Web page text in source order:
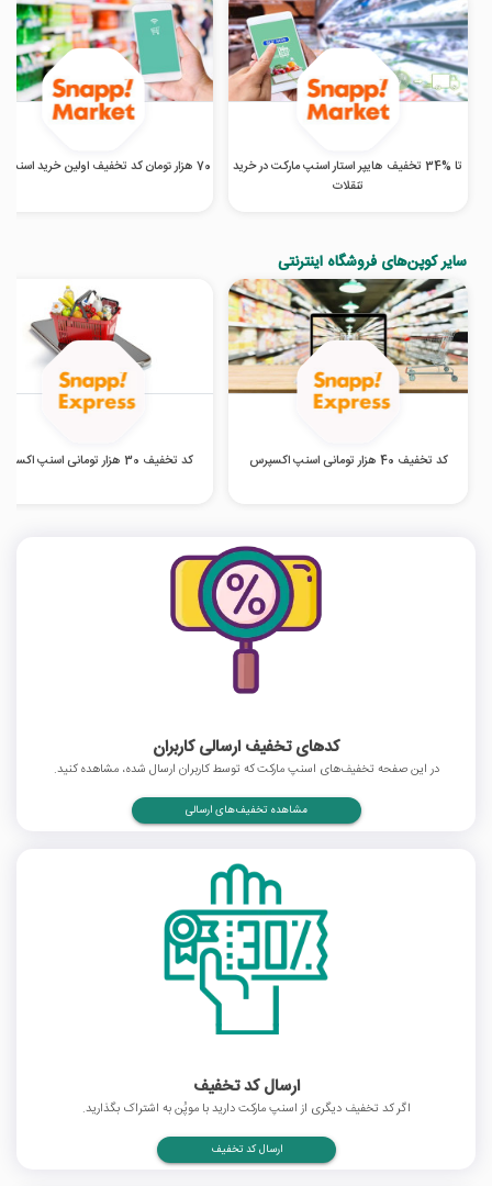
تا %34 تخفیف هایپر استار اسنپ مارکت در خرید
تنقلات
70 هزار تومان کد تخفیف اولین خرید اسنپ مارکت
سایر کوپن‌های فروشگاه اینترنتی
کد تخفیف 40 هزار تومانی اسنپ اکسپرس کد تخفیف 30 هزار تومانی اسنپ اکسپرس
کدهای تخفیف ارسالی کاربران
در این صفحه تخفیف‌های اسنپ مارکت که توسط کاربران ارسال شده، مشاهده کنید.
مشاهده تخفیف‌های ارسالی
ارسال کد تخفیف
اگر کد تخفیف دیگری از اسنپ مارکت دارید با موپُن به اشتراک بگذارید.
ارسال کد تخفیف